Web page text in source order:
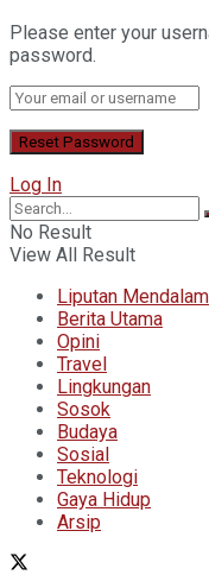
Please enter your
password.
Log In
No Result
View All Result
Liputan Mendalam
Berita Utama
Opini
Travel
Lingkungan
Sosok
Budaya
Sosial
Teknologi
Gaya Hidup
Arsip